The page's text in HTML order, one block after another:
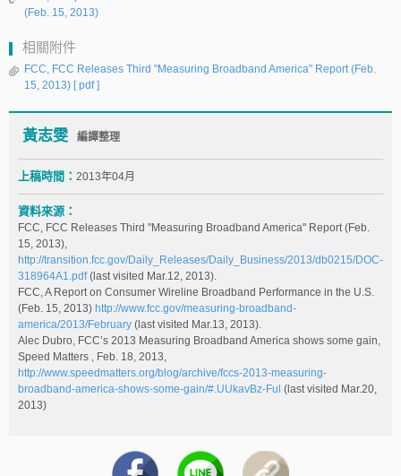
(Feb. 15, 2013)
相關附件
FCC, FCC Releases Third "Measuring Broadband America" Report (Feb.
15, 2013) [ pdf ]
黃志雯 編譯整理
上稿時間： 2013年04月
資料來源：
FCC, FCC Releases Third "Measuring Broadband America" Report (Feb.
15, 2013),
http://transition.fcc.gov/Daily_Releases/Daily_Business/2013/db0215/DOC-
318964A1.pdf(last visited Mar.12, 2013).
FCC, A Report on Consumer Wireline Broadband Performance in the U.S.
(Feb. 15, 2013) http://www.fcc.gov/measuring-broadband-
america/2013/February (last visited Mar.13, 2013).
Alec Dubro, FCC’s 2013 Measuring Broadband America shows some gain,
Speed Matters , Feb. 18, 2013,
http://www.speedmatters.org/blog/archive/fccs-2013-measuring-
broadband-america-shows-some-gain/#.UUkavBz-Ful (last visited Mar.20,
2013)